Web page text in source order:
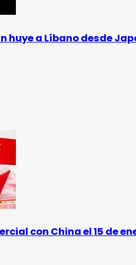
huye a Líbano desde
con China el 15 de